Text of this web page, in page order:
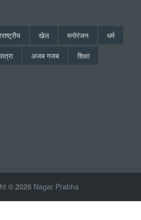
खेल मनोरंजन
धर्म
अजब गजब शिक्षा
© 2026 Nagar Prabha